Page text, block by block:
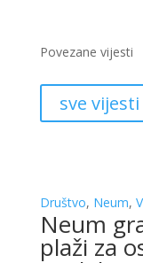
Povezane vijesti
sve vijesti
Društvo, Neum,
Neum
plaži za